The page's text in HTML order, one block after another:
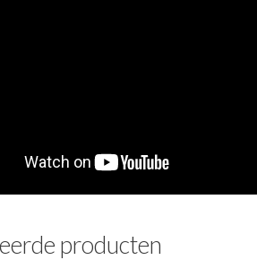
producten